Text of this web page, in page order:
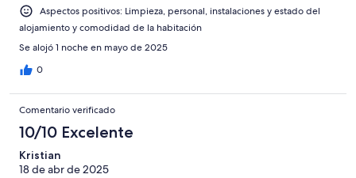
Aspectos positivos: Limpieza, personal, instalaciones y estado del
alojamiento y comodidad de la habitación
Se alojó 1 noche en mayo de 2025
0
Comentario verificado
10/10 Excelente
Kristian
18 de abr de 2025